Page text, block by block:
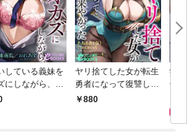
している義妹を
にしながら、幼
中に出した
ヤリ捨てした女が転生
勇者になって復讐しに
来やがった
880
学
全
年